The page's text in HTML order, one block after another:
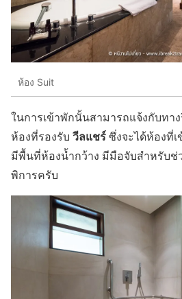
ห้อง Suit
ในการเข้าพักนั้นสามารถแจ้งกับทา
ห้องที่รองรับ วีลแชร์ซึ่งจะได้ห้องที่เ
มีพื้นที่ห้องน้ำกว้าง มีมือจับสำหรับช่
พิการครับ